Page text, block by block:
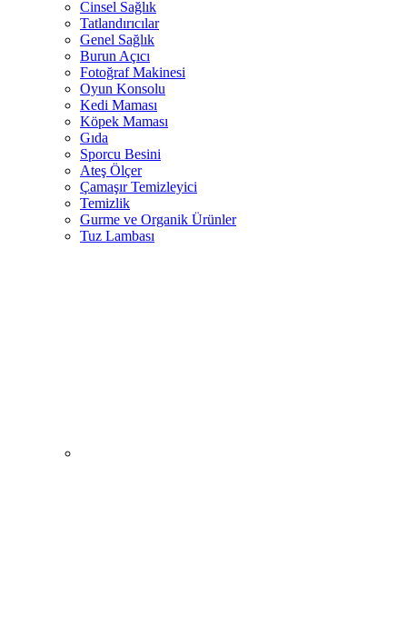
Cinsel Sağlık
Tatlandırıcılar
Genel Sağlık
Burun Açıcı
Fotoğraf Makinesi
Oyun Konsolu
Kedi Maması
Köpek Maması
Gıda
Sporcu Besini
Ateş Ölçer
Çamaşır Temizleyici
Temizlik
Gurme ve Organik Ürünler
Tuz Lambası